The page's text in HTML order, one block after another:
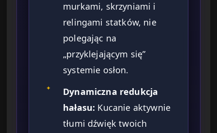
murkami, skrzyniami i
relingami statków, nie
polegając na
„przyklejającym się”
systemie osłon.
✦
Dynamiczna redukcja
hałasu: Kucanie aktywnie
tłumi dźwięk twoich